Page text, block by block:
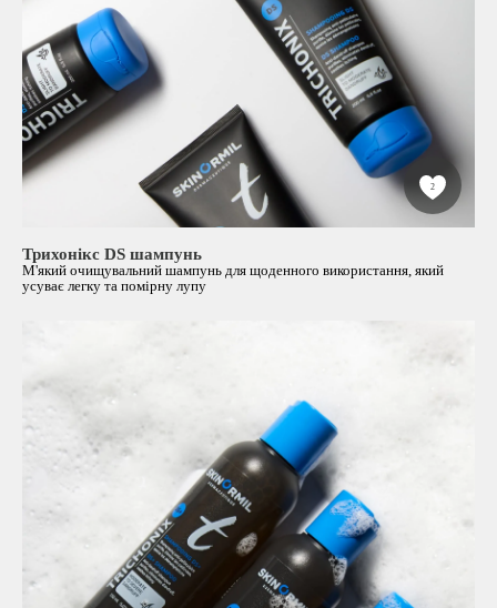
2
Трихонікс DS шампунь
М'який очищувальний шампунь для щоденного використання, який
усуває легку та помірну лупу